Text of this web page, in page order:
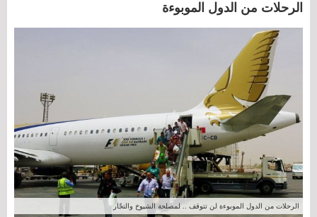
الرحلات من الدول الموبوءة
الرحلات من الدول الموبوءة لن تتوقف .. لمصلحة الشيوخ والتجّار